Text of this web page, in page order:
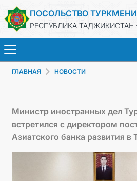
ПОСОЛЬСТВО
РЕСПУБЛИКА ТАДЖИКИСТАН
КОНСУЛЬСКИЕ
ГЛАВНАЯ НОВОСТИ
Министр иностранных дел
встретился с директором
Азиатского банка развития в